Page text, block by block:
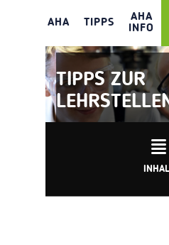
AHA TIPPS
AHA
INFO
TIPPS ZUR